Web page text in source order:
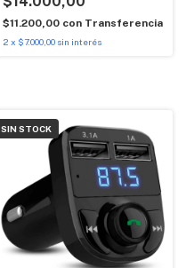
$11.200,00 con Transferencia
2 x $7.000,00 sin interés
SIN STOCK